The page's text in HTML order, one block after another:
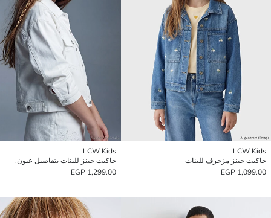
LCW Kids
جاكيت جينز مزخرف للبنات
1,099.00 EGP
LCW Kids
جاكيت جينز للبنات بتفاصيل عيون.
1,299.00 EGP